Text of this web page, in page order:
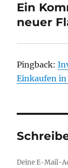
Ein
neuer
Pingback:
Einkaufen
Deine E-Mail-